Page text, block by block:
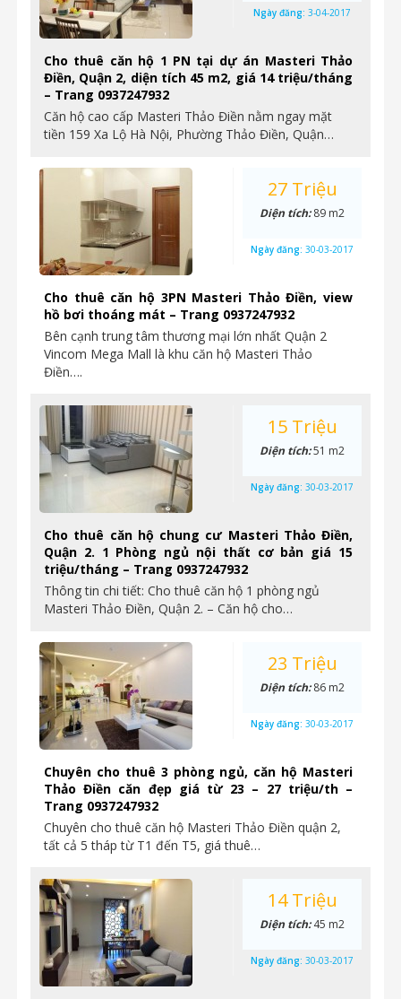
Cho thuê căn hộ 1 PN tại dự án Masteri Thảo
Điền, Quận 2, diện tích 45 m2, giá 14 triệu/tháng
– Trang 0937247932
Căn hộ cao cấp Masteri Thảo Điền nằm ngay mặt
tiền 159 Xa Lộ Hà Nội, Phường Thảo Điền, Quận…
Ngày đăng: 3-04-2017
Cho thuê căn hộ 3PN Masteri Thảo Điền, view
hồ bơi thoáng mát – Trang 0937247932
Bên cạnh trung tâm thương mại lớn nhất Quận 2
Vincom Mega Mall là khu căn hộ Masteri Thảo
Điền….
27 Triệu
Diện tích:89 m2
Ngày đăng: 30-03-2017
Cho thuê căn hộ chung cư Masteri Thảo Điền,
Quận 2. 1 Phòng ngủ nội thất cơ bản giá 15
triệu/tháng – Trang 0937247932
Thông tin chi tiết: Cho thuê căn hộ 1 phòng ngủ
Masteri Thảo Điền, Quận 2. – Căn hộ cho…
15 Triệu
Diện tích:51 m2
Ngày đăng: 30-03-2017
Chuyên cho thuê 3 phòng ngủ, căn hộ Masteri
Thảo Điền căn đẹp giá từ 23 – 27 triệu/th –
Trang 0937247932
Chuyên cho thuê căn hộ Masteri Thảo Điền quận 2,
tất cả 5 tháp từ T1 đến T5, giá thuê…
23 Triệu
Diện tích:86 m2
Ngày đăng: 30-03-2017
14 Triệu
Diện tích:45 m2
Ngày đăng: 30-03-2017